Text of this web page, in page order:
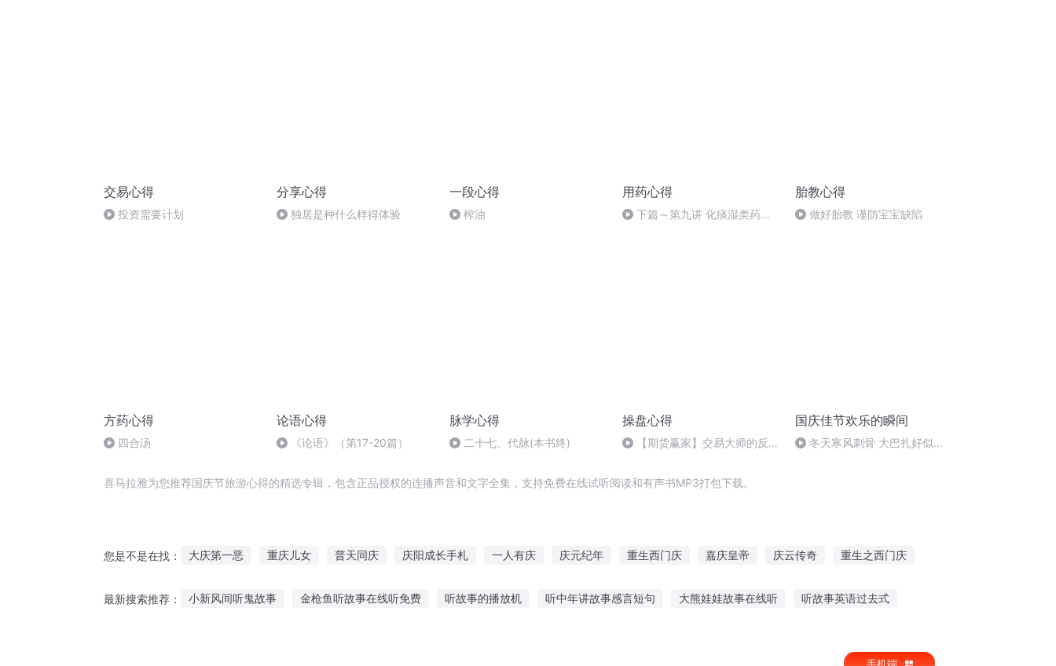
交易心得
投资需要计划
分享心得
独居是种什么样得体验
一段心得
榨油
用药心得
下篇～第九讲 化痰湿类药
胎教心得
做好胎教 谨防宝宝缺陷
方药心得
四合汤
论语心得
《论语》（第17-20篇）
脉学心得
二十七、代脉(本书终)
操盘心得
【期货赢家】交易大师的反人
国庆佳节欢乐的瞬间
冬天寒风刺骨 大巴扎好似温
喜马拉雅为您推荐国庆节旅游心得的精选专辑，包含正品授权的连播声音和文字全集，支持免费在线试听阅读和有声书MP3打包下载。
您是不是在找： 大庆第一恶 重庆儿女 普天同庆 庆阳成长手札 一人有庆 庆元纪年 重生西门庆 嘉庆皇帝 庆云传奇 重生之西门庆
最新搜索推荐： 小新风间听鬼故事 金枪鱼听故事在线听免费 听故事的播放机 听中年讲故事感言短句 大熊娃娃故事在线听 听故事英语过去式